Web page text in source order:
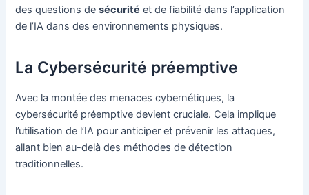
des questions desécurité et de fiabilité dans l’application
de l’IA dans des environnements physiques.
La Cybersécurité préemptive
Avec la montée des menaces cybernétiques, la
cybersécurité préemptive devient cruciale. Cela implique
l’utilisation de l’IA pour anticiper et prévenir les attaques,
allant bien au-delà des méthodes de détection
traditionnelles.